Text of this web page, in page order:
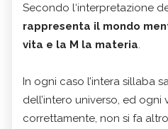
Secondo l‘interpretazione
rappresenta il mondo
vita e la M la materia.
In ogni caso l’intera sillaba
dell’intero universo, ed
correttamente, non si fa